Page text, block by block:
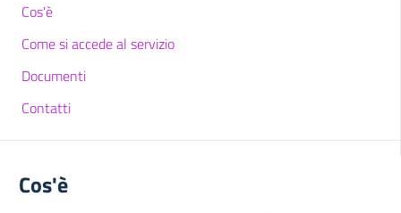
Cos'è
Come si accede al servizio
Documenti
Contatti
Cos'è